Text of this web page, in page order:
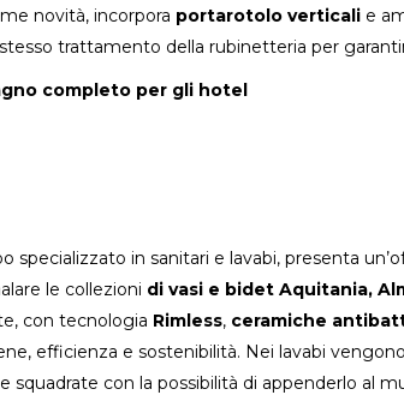
novità, incorpora portarotolo verticali e
trattamento della rubinetteria per
completo per gli hotel
specializzato in sanitari e lavabi, presenta
le collezioni di vasi e bidet Aquitania,
con tecnologia Rimless, ceramiche
efficienza e sostenibilità. Nei lavabi
squadrate con la possibilità di appenderlo al